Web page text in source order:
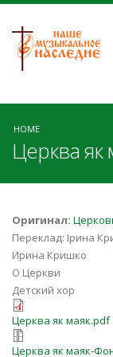
HOME
Церква як
Оригинал:
Переклад: Ірина
Ирина Кришко
О Церкви
Детский хор
Церква
Церква як маяк.pdf
Церква
Церква як маяк-